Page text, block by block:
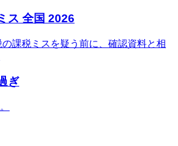
ス 全国 2026
課税ミスを疑う前に、確認資料と相
ぎ